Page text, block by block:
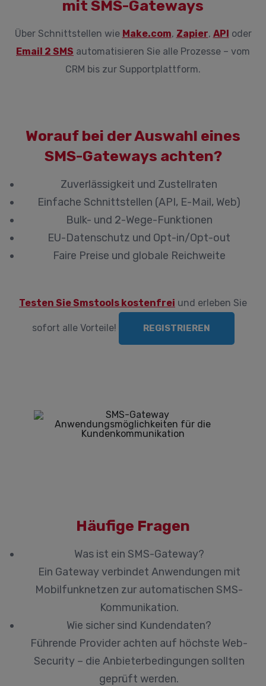
mit SMS-Gateways
Über Schnittstellen wie Make.com, Zapier, API oder
Email 2 SMS automatisieren Sie alle Prozesse – vom
CRM bis zur Supportplattform.
Worauf bei der Auswahl eines
SMS-Gateways achten?
Zuverlässigkeit und Zustellraten
Einfache Schnittstellen (API, E-Mail, Web)
Bulk- und 2-Wege-Funktionen
EU-Datenschutz und Opt-in/Opt-out
Faire Preise und globale Reichweite
Testen Sie Smstools kostenfrei und erleben Sie
sofort alle Vorteile! REGISTRIEREN
Häufige Fragen
Was ist ein SMS-Gateway?
Ein Gateway verbindet Anwendungen mit
Mobilfunknetzen zur automatischen SMS-
Kommunikation.
Wie sicher sind Kundendaten?
Führende Provider achten auf höchste Web-
Security – die Anbieterbedingungen sollten
geprüft werden.